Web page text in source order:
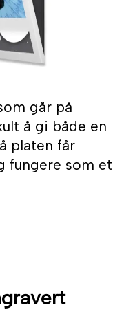
går på
å gi både en
platen får
fungere som et